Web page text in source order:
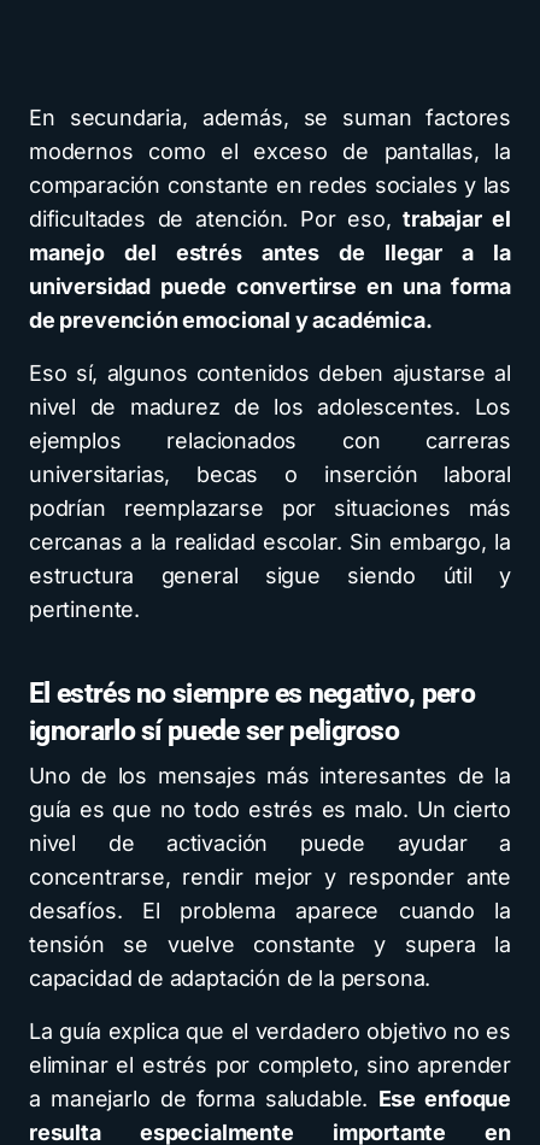
En secundaria, además, se suman factores
modernos como el exceso de pantallas, la
comparación constante en redes sociales y las
dificultades de atención. Por eso,trabajar el
manejo del estrés antes de llegar a la
universidad puede convertirse en una forma
de prevención emocional y académica.
Eso sí, algunos contenidos deben ajustarse al
nivel de madurez de los adolescentes. Los
ejemplos relacionados con carreras
universitarias, becas o inserción laboral
podrían reemplazarse por situaciones más
cercanas a la realidad escolar. Sin embargo, la
estructura general sigue siendo útil y
pertinente.
El estrés no siempre es negativo, pero
ignorarlo sí puede ser peligroso
Uno de los mensajes más interesantes de la
guía es que no todo estrés es malo. Un cierto
nivel de activación puede ayudar a
concentrarse, rendir mejor y responder ante
desafíos. El problema aparece cuando la
tensión se vuelve constante y supera la
capacidad de adaptación de la persona.
La guía explica que el verdadero objetivo no es
eliminar el estrés por completo, sino aprender
a manejarlo de forma saludable. Ese enfoque
resulta especialmente importante en